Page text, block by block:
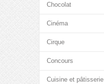
Chocolat
Cinéma
Cirque
Concours
Cuisine et pâtisserie